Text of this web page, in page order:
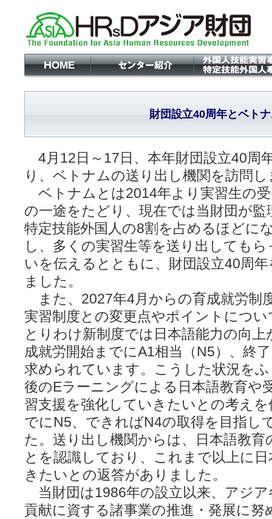
財団設立40周年とベト
4月12日～17日、本年財団設立40周
り、ベトナムの送り出し機関を訪問
ベトナムとは2014年より実習生の
の一途をたどり、現在では当財団が
特定技能外国人の8割を占めるほどに
し、多くの実習生等を送り出しても
いを伝えるとともに、財団設立40周
ました。
また、2027年4月からの育成就労制
実習制度との変更点やポイントにつ
とりわけ新制度では日本語能力の向
成就労開始までにA1相当（N5）、終
求められています。こうした状況を
後のEラーニングによる日本語教育や
習支援を強化していきたいとの考え
でにN5、できればN4の取得を目指し
た。送り出し機関からは、日本語教
とを認識しており、これまで以上に
きたいとの返答がありました。
当財団は1986年の設立以来、アジア
貢献に資する諸事業の推進・発展に